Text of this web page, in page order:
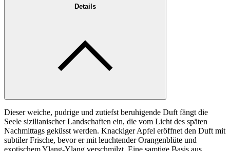
Details
Dieser weiche, pudrige und zutiefst beruhigende Duft fängt die
Seele sizilianischer Landschaften ein, die vom Licht des späten
Nachmittags geküsst werden. Knackiger Apfel eröffnet den Duft mit
subtiler Frische, bevor er mit leuchtender Orangenblüte und
exotischem Ylang-Ylang verschmilzt. Eine samtige Basis aus